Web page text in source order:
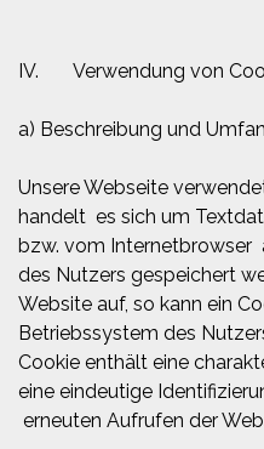
IV. Verwendung von
a) Beschreibung und
Unsere Webseite
handelt es sich um
bzw. vom
des Nutzers gespeichert
Website auf, so kann ein
Betriebssystem des
Cookie enthält eine
eine eindeutige
erneuten Aufrufen der